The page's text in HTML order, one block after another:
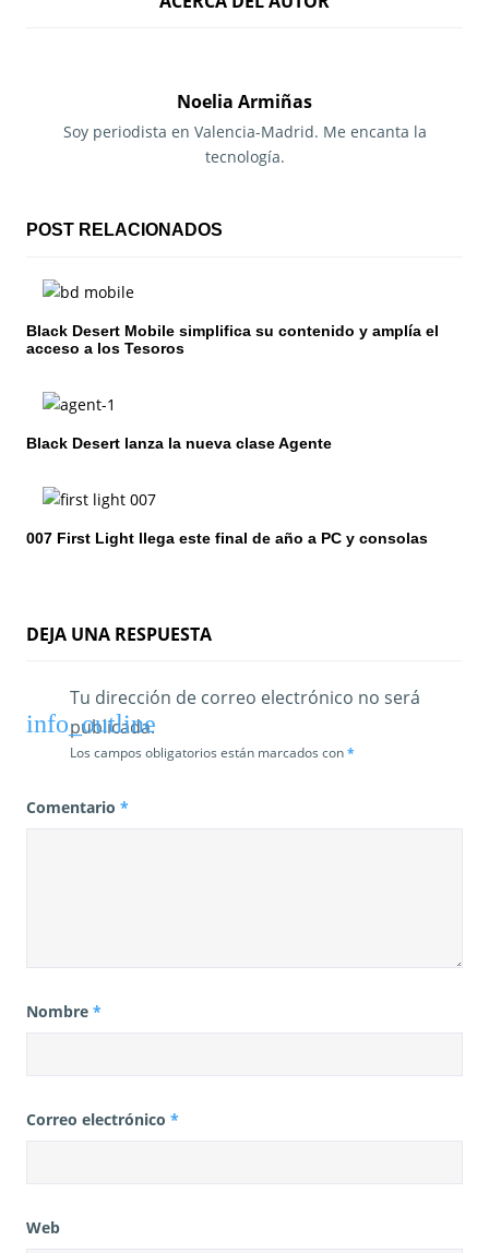
i
n
d
e
e
r
d
s
Noelia Armiñas
Soy periodista en Valencia-Madrid. Me encanta la
tecnología.
POST RELACIONADOS
Black Desert Mobile simplifica su contenido y amplía el
acceso a los Tesoros
Black Desert lanza la nueva clase Agente
007 First Light llega este final de año a PC y consolas
DEJA UNA RESPUESTA
Tu dirección de correo electrónico no será
publicada.
Los campos obligatorios están marcados con*
Comentario *
Nombre *
Correo electrónico *
Web